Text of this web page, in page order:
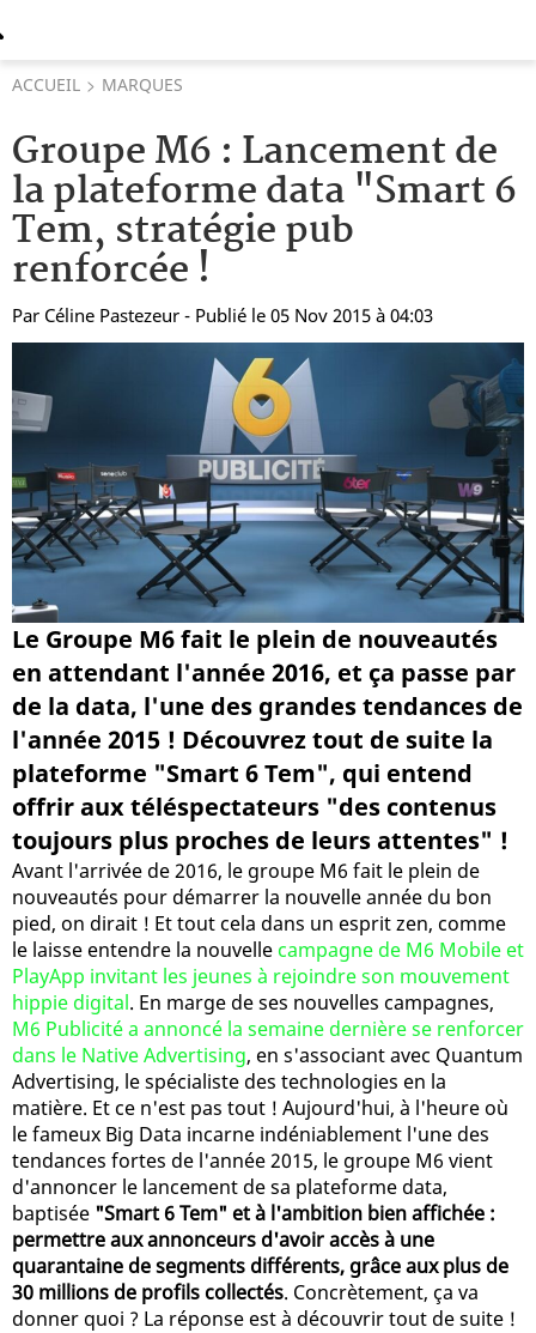
ACCUEIL MARQUES
Groupe M6 : Lancement de
la plateforme data "Smart 6
Tem, stratégie pub
renforcée !
Par Céline Pastezeur - Publié le 05 Nov 2015 à 04:03
Le Groupe M6 fait le plein de nouveautés
en attendant l'année 2016, et ça passe par
de la data, l'une des grandes tendances de
l'année 2015 ! Découvrez tout de suite la
plateforme "Smart 6 Tem", qui entend
offrir aux téléspectateurs "des contenus
toujours plus proches de leurs attentes" !
Avant l'arrivée de 2016, le groupe M6 fait le plein de
nouveautés pour démarrer la nouvelle année du bon
pied, on dirait ! Et tout cela dans un esprit zen, comme
le laisse entendre la nouvelle campagne de M6 Mobile et
PlayApp invitant les jeunes à rejoindre son mouvement
hippie digital. En marge de ses nouvelles campagnes,
M6 Publicité a annoncé la semaine dernière se renforcer
dans le Native Advertising, en s'associant avec Quantum
Advertising, le spécialiste des technologies en la
matière. Et ce n'est pas tout ! Aujourd'hui, à l'heure où
le fameux Big Data incarne indéniablement l'une des
tendances fortes de l'année 2015, le groupe M6 vient
d'annoncer le lancement de sa plateforme data,
baptisée "Smart 6 Tem" et à l'ambition bien affichée :
permettre aux annonceurs d'avoir accès à une
quarantaine de segments différents, grâce aux plus de
30 millions de profils collectés. Concrètement, ça va
donner quoi ? La réponse est à découvrir tout de suite !